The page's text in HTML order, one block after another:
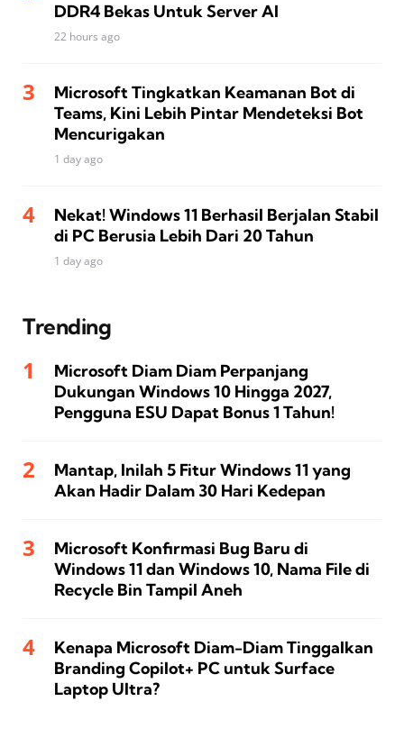
DDR4 Bekas Untuk Server AI
22 hours ago
Microsoft Tingkatkan Keamanan Bot di
Teams, Kini Lebih Pintar Mendeteksi Bot
Mencurigakan
1 day ago
Nekat! Windows 11 Berhasil Berjalan Stabil
di PC Berusia Lebih Dari 20 Tahun
1 day ago
Trending
Microsoft Diam Diam Perpanjang
Dukungan Windows 10 Hingga 2027,
Pengguna ESU Dapat Bonus 1 Tahun!
Mantap, Inilah 5 Fitur Windows 11 yang
Akan Hadir Dalam 30 Hari Kedepan
Microsoft Konfirmasi Bug Baru di
Windows 11 dan Windows 10, Nama File di
Recycle Bin Tampil Aneh
Kenapa Microsoft Diam-Diam Tinggalkan
Branding Copilot+ PC untuk Surface
Laptop Ultra?